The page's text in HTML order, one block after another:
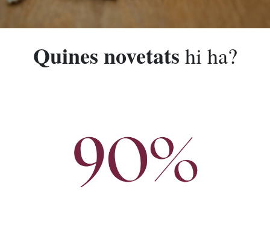
Quines novetats hi ha?